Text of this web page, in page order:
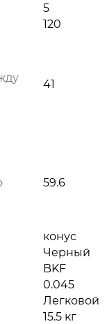
5
120
41
59.6
конус
Черный
BKF
0.045
Легковой
15.5 кг